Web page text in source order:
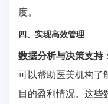
度。
四、实现高效管理
数据分析与决策支持
可以帮助医美机构了
目的盈利情况。这些